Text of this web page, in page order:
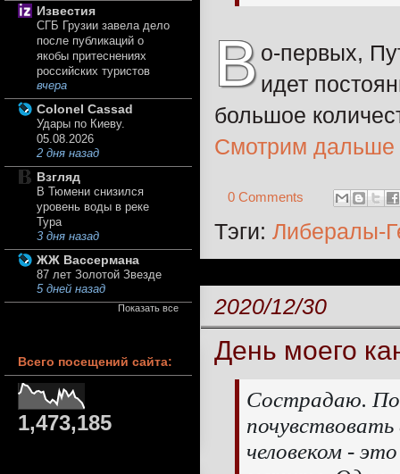
Во-первых,
идет
большое
Смотрим
0 Comments
Тэги: Либералы-
2020/12/30
День моего
Сострадаю.
человеком -
Известия
СГБ Грузии завела дело
после публикаций о
якобы притеснениях
российских туристов
вчера
Colonel Cassad
Удары по Киеву.
05.08.2026
2 дня назад
Взгляд
В Тюмени снизился
уровень воды в реке
Тура
3 дня назад
ЖЖ Вассермана
87 лет Золотой Звезде
5 дней назад
Показать все
Всего посещений сайта:
1,473,185